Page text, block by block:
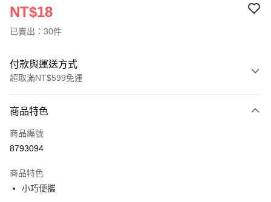
NT$18
已賣出：30件
付款與運送方式
超取滿NT$599免運
信用卡一次付款
超商取貨付款
Apple Pay
商品特色
商品編號
8793094
商品特色
小巧便攜